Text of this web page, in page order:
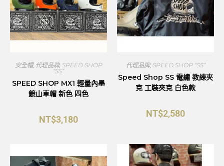
安全帽, 代理品牌, SPEED SHOP
“SS”
SPEED SHOP MX1 輕量內墨
鏡山車帽 新色 四色
NT$3,180
代理品牌, SPEED SHOP “SS”
Speed Shop SS 電繡 教練夾
克 工裝夾克 白色款
NT$2,580